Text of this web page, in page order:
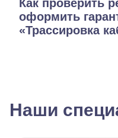
Как проверить
оформить
«Трассировка
Наши